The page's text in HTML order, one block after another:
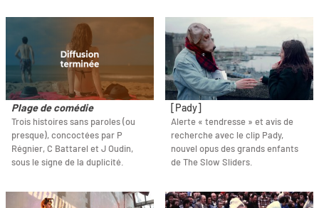
Plage de comédie
Trois histoires sans paroles (ou
presque), concoctées par P
Régnier, C Battarel et J Oudin,
sous le signe de la duplicité.
[Pady]
Alerte « tendresse » et avis de
recherche avec le clip Pady,
nouvel opus des grands enfants
de The Slow Sliders.